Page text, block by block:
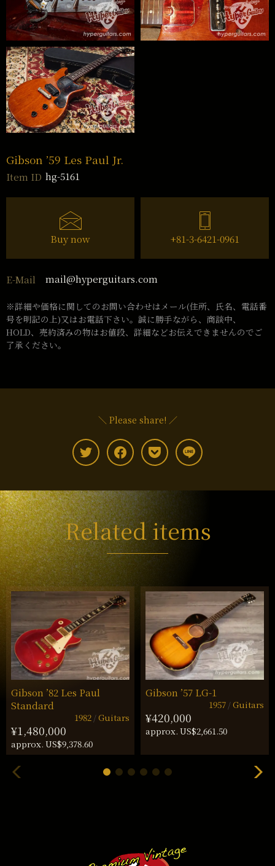
Gibson ’59 Les Paul Jr.
Item ID hg-5161
Buy now +81-3-6421-0961
E-Mail mail@hyperguitars.com
※詳細や価格に関してのお問い合わせはメール(住所、氏名、電話番
号を明記の上)又はお電話下さい。誠に勝手ながら、商談中、
HOLD、売約済みの物はお値段、詳細などお伝えできませんのでご
了承ください。
＼ Please share! ／
Related items
Gibson ’82 Les Paul
Standard
1982 Guitars
¥1,480,000
approx. US$9,378.60
Gibson ’57 LG-1
1957 Guitars
¥420,000
approx. US$2,661.50